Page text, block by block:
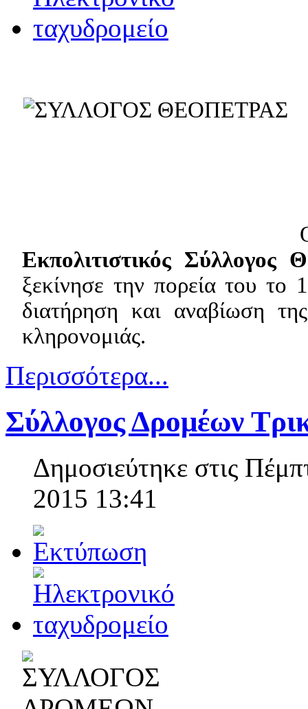
Εκπολιτιστικός Σύλλογος
ξεκίνησε την πορεία του
διατήρηση και αναβίωση της
κληρονομιάς.
Περισσότερα...
Σύλλογος Δρομέων
Δημοσιεύτηκε στις
2015 13:41